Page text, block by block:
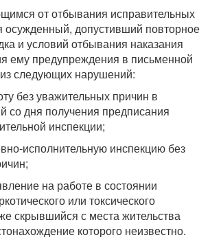
от отбывания исправительных
осужденный, допустивший повторное
и условий отбывания наказания
ему предупреждения в письменной
следующих нарушений:
без уважительных причин в
со дня получения предписания
инспекции;
исполнительную инспекцию без
на работе в состоянии
или токсического
скрывшийся с места жительства
которого неизвестно.